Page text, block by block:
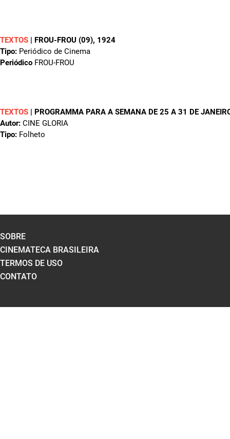
TEXTOS | FROU-FROU (09), 1924
Tipo: Periódico de Cinema
Periódico FROU-FROU
TEXTOS | PROGRAMMA PARA A SEMANA DE 25 A 31 DE
Autor: CINE GLORIA
Tipo: Folheto
SOBRE
CINEMATECA BRASILEIRA
TERMOS DE USO
CONTATO